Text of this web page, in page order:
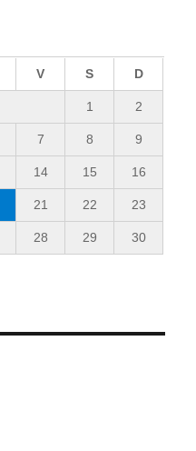
V S D
1 2
7 8 9
14 15 16
21 22 23
28 29 30